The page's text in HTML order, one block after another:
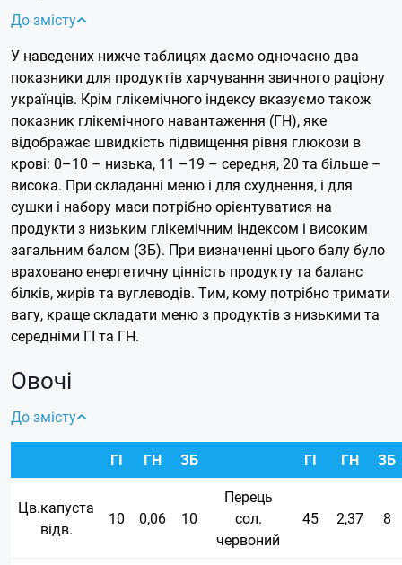
До змісту
У наведених нижче таблицях даємо одночасно два
показники для продуктів харчування звичного раціону
українців. Крім глікемічного індексу вказуємо також
показник глікемічного навантаження (ГН), яке
відображає швидкість підвищення рівня глюкози в
крові: 0–10 – низька, 11 –19 – середня, 20 та більше –
висока. При складанні меню і для схуднення, і для
сушки і набору маси потрібно орієнтуватися на
продукти з низьким глікемічним індексом і високим
загальним балом (ЗБ). При визначенні цього балу було
враховано енергетичну цінність продукту та баланс
білків, жирів та вуглеводів. Тим, кому потрібно тримати
вагу, краще складати меню з продуктів з низькими та
середніми ГІ та ГН.
Овочі
До змісту
ГІ ГН ЗБ ГІ ГН ЗБ
Цв.капуста
відв.
10 0,06 10
Перець
сол.
червоний
45 2,37 8